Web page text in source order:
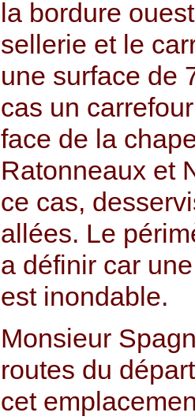
la bordure
sellerie et le
une surface de
cas un
face de la
Ratonneaux et
ce cas,
allées. Le
a définir car
est inondable.
Monsieur
routes du
cet